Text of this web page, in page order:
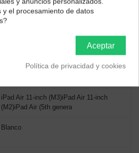
iPad Air 11-inch (M3)iPad Air 11-inch
(M2)iPad Air (5th genera
Blanco
correctos para tu región.
y el procesamiento de datos
Aceptar
Política de privacidad y cookies